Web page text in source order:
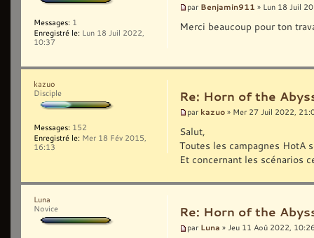
par Benjamin911 » Lun 18 Juil
Merci beaucoup pour ton
Messages: 1
Enregistré le: Lun 18 Juil 2022,
10:37
Re: Horn of the
par kazuo » Mer 27 Juil 2022,
Salut,
Toutes les campagnes HotA
Et concernant les scénarios
kazuo
Disciple
Messages: 152
Enregistré le: Mer 18 Fév 2015,
16:13
Re: Horn of the
par Luna » Jeu 11 Aoû 2022,
Luna
Novice